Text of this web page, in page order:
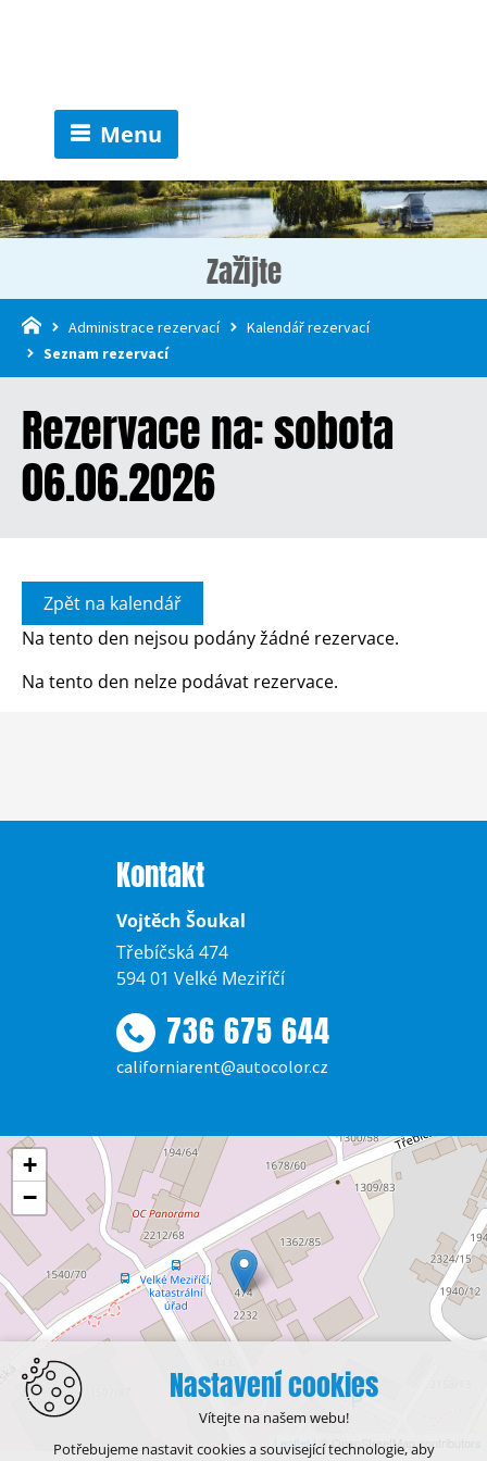
Menu
Zažijte
Administrace rezervací
Kalendář rezervací
Seznam rezervací
Rezervace na: sobota
06.06.2026
Zpět na kalendář
Na tento den nejsou podány žádné rezervace.
Na tento den nelze podávat rezervace.
Kontakt
Vojtěch Šoukal
Třebíčská 474
594 01 Velké Meziříčí
736 675 644
californiarent@autocolor.cz
+
−
Leaflet | © OpenStreetMap contributors
Nastavení cookies
Vítejte na našem webu!
Potřebujeme nastavit cookies a související technologie, aby